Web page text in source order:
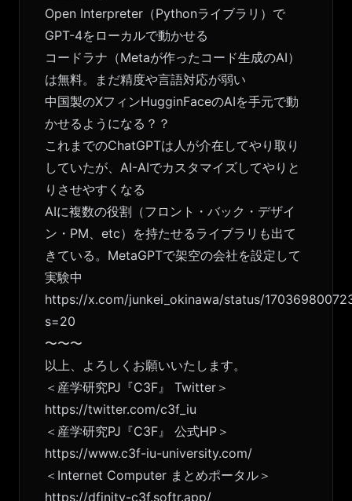
Open Interpreter（Pythonライブラリ）で
GPT-4をローカルで動かせる
コードラナ（Metaが作ったコード生成のAI）
は無料。まだ精度や言語対応が弱い
中国製のXフィンHugginFaceのAIを手元で動
かせるようになる？？
これまでのChatGPTは人が介在してやり取り
していたが、AI-AIでカスタマイズしてやりと
りさせやすくなる
AIに複数の役割（フロント・バック・デザイ
ン・PM、etc）を持たせるライブラリも出て
きている。MetaGPTで架空の会社を設定して
実験中
https://x.com/junkei_okinawa/status/
s=20
〜〜〜
以上、よろしくお願いいたします。
＜産学研究PJ『C3F』 Twitter＞
https://twitter.com/c3f_iu
＜産学研究PJ『C3F』 公式HP＞
https://www.c3f-iu-university.com/
＜Internet Computer まとめポータル＞
https://dfinity-c3f.softr.app/